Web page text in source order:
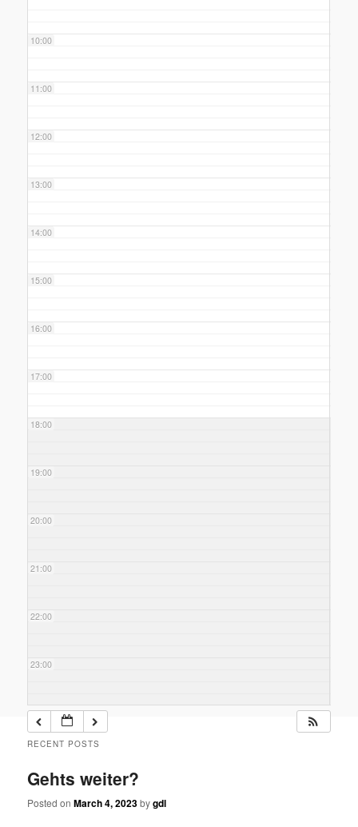
10:00
11:00
12:00
13:00
14:00
15:00
16:00
17:00
18:00
19:00
20:00
21:00
22:00
23:00
RECENT POSTS
Gehts weiter?
Posted onMarch 4, 2023bygdl